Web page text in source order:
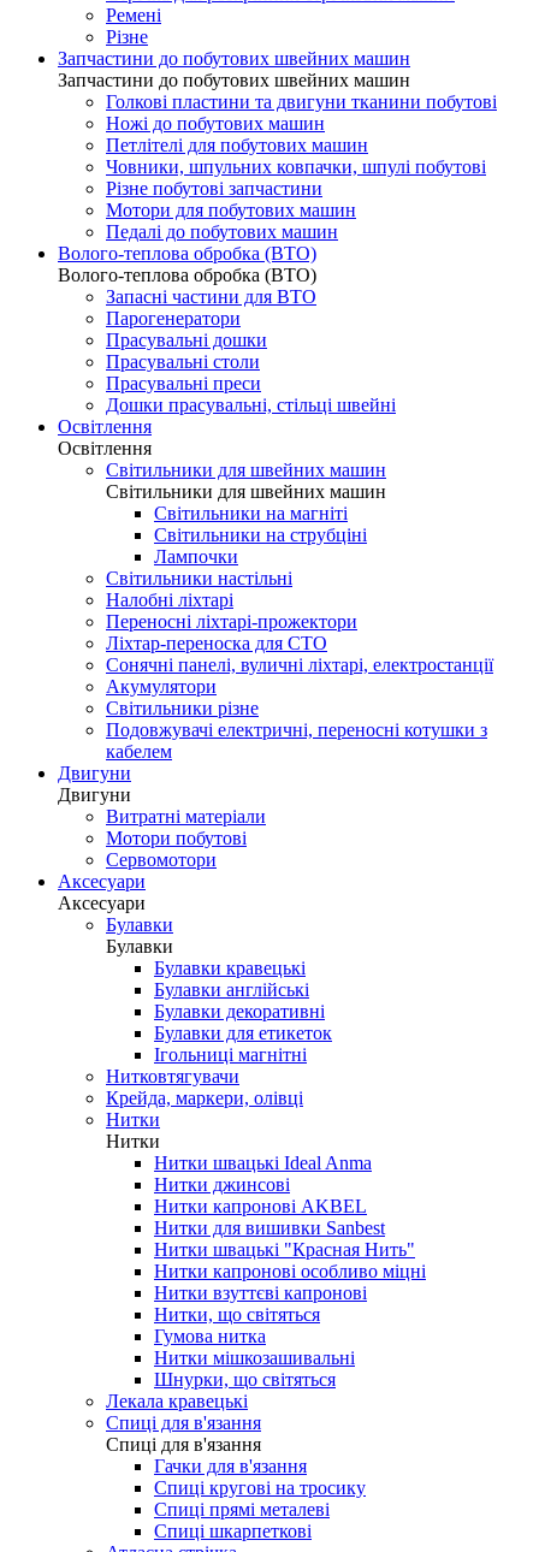
Ремені
Різне
Запчастини до побутових швейних машин
Запчастини до побутових швейних машин
Голкові пластини та двигуни тканини побутові
Ножі до побутових машин
Петлітелі для побутових машин
Човники, шпульних ковпачки, шпулі побутові
Різне побутові запчастини
Мотори для побутових машин
Педалі до побутових машин
Волого-теплова обробка (ВТО)
Волого-теплова обробка (ВТО)
Запасні частини для ВТО
Парогенератори
Прасувальні дошки
Прасувальні столи
Прасувальні преси
Дошки прасувальні, стільці швейні
Освітлення
Освітлення
Світильники для швейних машин
Світильники для швейних машин
Світильники на магніті
Світильники на струбціні
Лампочки
Світильники настільні
Налобні ліхтарі
Переносні ліхтарі-прожектори
Ліхтар-переноска для СТО
Сонячні панелі, вуличні ліхтарі, електростанції
Акумулятори
Світильники різне
Подовжувачі електричні, переносні котушки з
кабелем
Двигуни
Двигуни
Витратні матеріали
Мотори побутові
Сервомотори
Аксесуари
Аксесуари
Булавки
Булавки
Булавки кравецькі
Булавки англійські
Булавки декоративні
Булавки для етикеток
Ігольниці магнітні
Нитковтягувачи
Крейда, маркери, олівці
Нитки
Нитки
Нитки швацькі Ideal Anma
Нитки джинсові
Нитки капронові AKBEL
Нитки для вишивки Sanbest
Нитки швацькі "Красная Нить"
Нитки капронові особливо міцні
Нитки взуттєві капронові
Нитки, що світяться
Гумова нитка
Нитки мішкозашивальні
Шнурки, що світяться
Лекала кравецькі
Cпиці для в'язання
Cпиці для в'язання
Гачки для в'язання
Спиці кругові на тросику
Спиці прямі металеві
Спиці шкарпеткові